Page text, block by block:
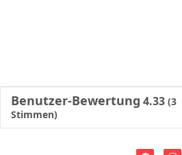
Benutzer-Bewertung 4.33 (3
Stimmen)